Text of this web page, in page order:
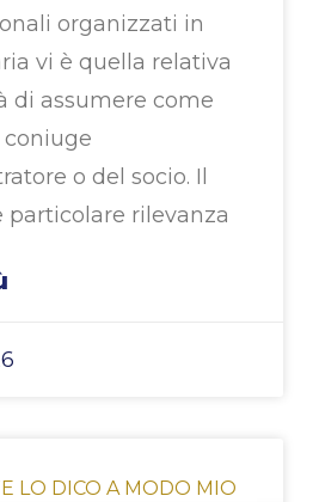
organizzati in
vi è quella relativa
di assumere come
o del socio. Il
particolare rilevanza
LO DICO A MODO MIO